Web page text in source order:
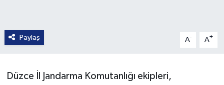
Paylaş A- A+
Düzce İl Jandarma Komutanlığı ekipleri,